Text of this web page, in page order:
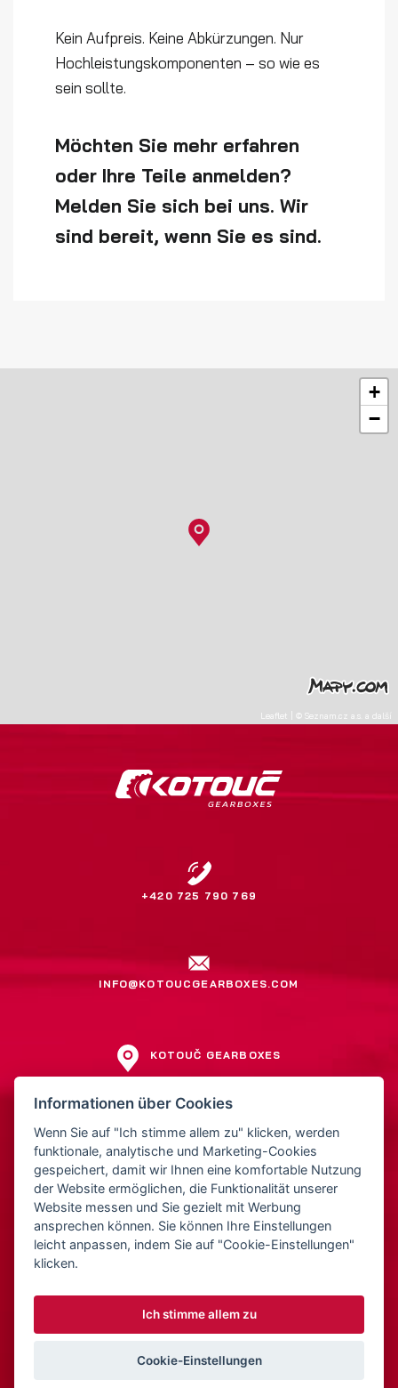
Kein Aufpreis. Keine Abkürzungen. Nur
Hochleistungskomponenten – so wie es
sein sollte.
Möchten Sie mehr erfahren
oder Ihre Teile anmelden?
Melden Sie sich bei uns. Wir
sind bereit, wenn Sie es sind.
+
−
Leaflet ©Seznam.cz a.s. a další
+420 725 790 769
INFO@KOTOUCGEARBOXES.COM
KOTOUČ GEARBOXES
Jiří Kotouč
Přerovská 561
752 01 Kojetín
Tschechien
IČ: 15522211
DIČ: CZ5810221252
Bedingungen zum Schutz personenbezogener Daten
Informationen über Cookies
Wenn Sie auf "Ich stimme allem zu" klicken, werden
funktionale, analytische und Marketing-Cookies
gespeichert, damit wir Ihnen eine komfortable Nutzung
der Website ermöglichen, die Funktionalität unserer
Website messen und Sie gezielt mit Werbung
ansprechen können. Sie können Ihre Einstellungen
leicht anpassen, indem Sie auf "Cookie-Einstellungen"
klicken.
Ich stimme allem zu
Cookie-Einstellungen